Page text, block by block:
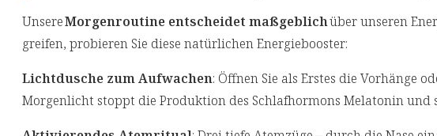
UnsereMorgenroutine entscheidet maßgeblichüber unseren
greifen, probieren Sie diese natürlichen Energiebooster:
Lichtdusche zum Aufwachen: Öffnen Sie als Erstes die Vorhänge
Morgenlicht stoppt die Produktion des Schlafhormons Melatonin